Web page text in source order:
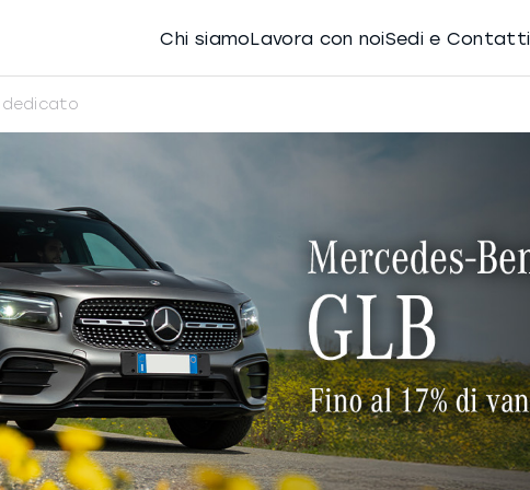
Chi siamoLavora con noiSedi e Contatti
dedicato